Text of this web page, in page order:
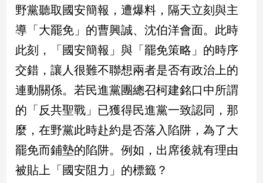
台
灣
觀
點
娛
樂
娛
樂
星
聞
野黨聽取國安簡報，遭爆料，隔天立刻與主
導「大罷免」的曹興誠、沈伯洋會面。此時
此刻，「國安簡報」與「罷免策略」的時序
交錯，讓人很難不聯想兩者是否有政治上的
連動關係。若民進黨團總召柯建銘口中所謂
的「反共聖戰」已獲得民進黨一致認同，那
麼，在野黨此時赴約是否落入陷阱，為了大
罷免而鋪墊的陷阱。例如，出席後就有理由
被貼上「國安阻力」的標籤？